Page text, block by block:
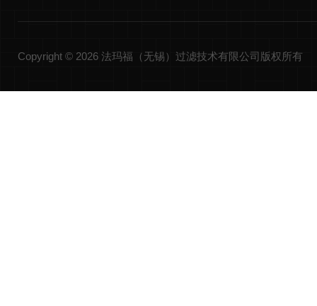
Copyright © 2026 法玛福（无锡）过滤技术有限公司版权所有